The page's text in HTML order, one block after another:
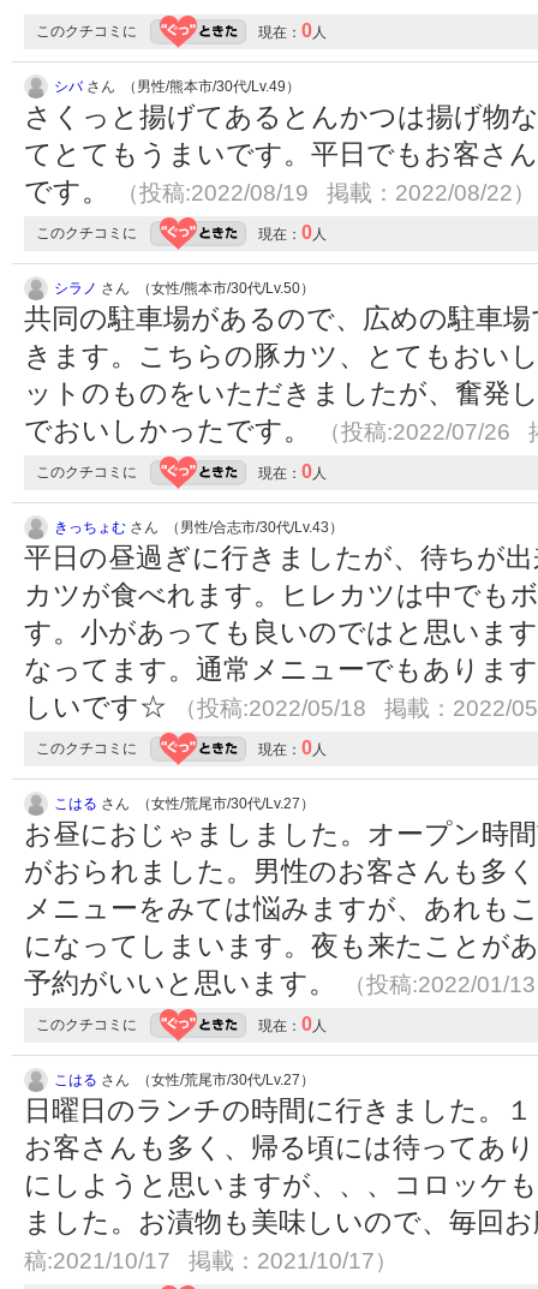
このクチコミに 現在： 0人
シバさん （男性/熊本市/30代/Lv.49）
さくっと揚げてあるとんかつは揚げ物
てとてもうまいです。平日でもお客さ
です。
（投稿:2022/08/19 掲載：2022/08/22）
このクチコミに 現在： 0人
シラノ さん （女性/熊本市/30代/Lv.50）
共同の駐車場があるので、広めの駐車
きます。こちらの豚カツ、とてもおい
ットのものをいただきましたが、奮発
でおいしかったです。
（投稿:2022/07/26
このクチコミに 現在： 0人
きっちょむ さん （男性/合志市/30代/Lv.43）
平日の昼過ぎに行きましたが、待ちが
カツが食べれます。ヒレカツは中でも
す。小があっても良いのではと思いま
なってます。通常メニューでもありま
しいです☆
（投稿:2022/05/18 掲載：2022/
このクチコミに 現在： 0人
こはる さん （女性/荒尾市/30代/Lv.27）
お昼におじゃましました。オープン時
がおられました。男性のお客さんも多
メニューをみては悩みますが、あれも
になってしまいます。夜も来たことが
予約がいいと思います。
（投稿:2022/01/
このクチコミに 現在： 0人
こはる さん （女性/荒尾市/30代/Lv.27）
日曜日のランチの時間に行きました。
お客さんも多く、帰る頃には待ってあ
にしようと思いますが、、、コロッケ
ました。お漬物も美味しいので、毎回
稿:2021/10/17 掲載：2021/10/17）